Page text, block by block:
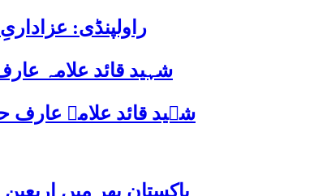
راولپنڈی:
شہید قائد علامہ
شہید قائد علامہ عارف حسین الحسینیؒ کی 38ویں برسی پر قائد
پاکستان بھر میں اربعین حسینی 2026 عقیدت، اتحاد اور جوش و جذبے کے ساتھ منایا گیا،